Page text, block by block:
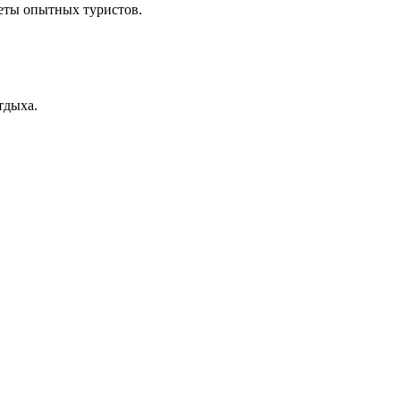
опытных туристов.